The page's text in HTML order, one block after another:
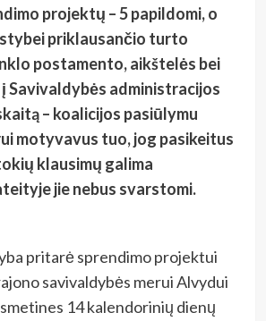
projektų – 5 papildomi, o
priklausančio turto
postamento, aikštelės bei
Savivaldybės administracijos
– koalicijos pasiūlymu
motyvavus tuo, jog pasikeitus
klausimų galima
jie nebus svarstomi.
pritarė sprendimo projektui
savivaldybės merui Alvydui
14 kalendorinių dienų